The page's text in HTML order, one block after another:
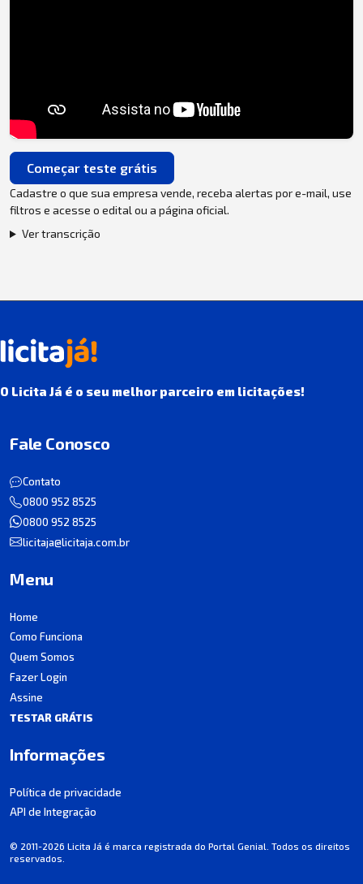
Começar teste grátis
Cadastre o que sua empresa vende, receba alertas por e-mail, use
filtros e acesse o edital ou a página oficial.
Ver transcrição
O Licita Já é o seu melhor parceiro em licitações!
Fale Conosco
Contato
0800 952 8525
0800 952 8525
licitaja@licitaja.com.br
Menu
Home
Como Funciona
Quem Somos
Fazer Login
Assine
TESTAR GRÁTIS
Informações
Política de privacidade
API de Integração
© 2011-2026 Licita Já é marca registrada do Portal Genial. Todos os direitos
reservados.